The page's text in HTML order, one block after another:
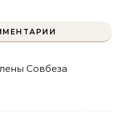
Совбеза